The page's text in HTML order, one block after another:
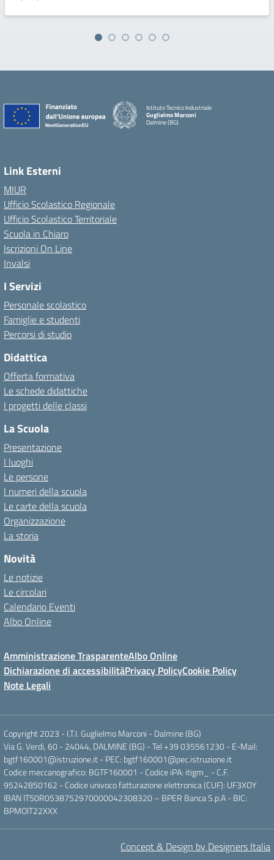
Istituto Tecnico Industriale
Guglielmo Marconi
Dalmine (BG)
Link Esterni
MIUR
Ufficio Scolastico Regionale
Ufficio Scolastico Territoriale
Scuola in Chiaro
Iscrizioni On Line
Invalsi
I Servizi
Personale scolastico
Famiglie e studenti
Percorsi di studio
Didattica
Offerta formativa
Le schede didattiche
I progetti delle classi
La Scuola
Presentazione
I luoghi
Le persone
I numeri della scuola
Le carte della scuola
Organizzazione
La storia
Novità
Le notizie
Le circolari
Calendario Eventi
Albo Online
Amministrazione TrasparenteAlbo Online
Dichiarazione di accessibilitàPrivacy PolicyCookie Policy
Note Legali
Copyright 2023 - I.T.I. Guglielmo Marconi - Dalmine (BG)
Via G. Verdi, 60 - 24044, DALMINE (BG) - Tel +39 035561230 - E-Mail:
bgtf160001@istruzione.it - PEC: bgtf160001@pec.istruzione.it
Codice meccanografico: BGTF160001 - Codice iPA: itigm_ - C.F.
95242850162 - Codice univoco fatturazione elettronica (CUF): UF3XOY
IBAN IT50R0538752970000042308320 – BPER Banca S.p.A - BIC:
BPMOIT22XXX
Concept & Design by Designers Italia